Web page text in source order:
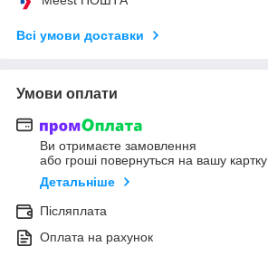
Всі умови доставки
Умови оплати
Ви отримаєте замовлення
або гроші повернуться на вашу картку
Детальніше
Післяплата
Оплата на рахунок